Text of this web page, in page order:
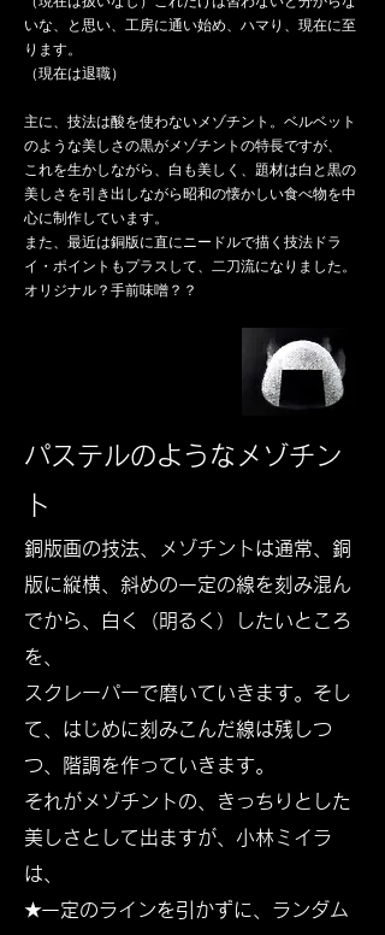
いな、と思い、工房に通い始め、ハマり、現在に至
ります。
（現在は退職）
主に、技法は酸を使わないメゾチント。ベルベット
のような美しさの黒がメゾチントの特長ですが、
これを生かしながら、白も美しく、題材は白と黒の
美しさを引き出しながら昭和の懐かしい食べ物を中
心に制作しています。
また、最近は銅版に直にニードルで描く技法ドラ
イ・ポイントもプラスして、二刀流になりました。
​オリジナル？手前味噌？？
パステルのようなメゾチン
ト
銅版画の​技法、メゾチントは通常、銅
版に縦横、斜めの一定の線を刻み混ん
でから、白く（明るく）したいところ
を、
スクレーパーで磨いていきます。そし
て、はじめに刻みこんだ線は残しつ
つ、階調を作っていきます。
それがメゾチントの、きっちりとした
美しさとして出ますが、小林ミイラ
は、
★一定のラインを引かずに、ランダム